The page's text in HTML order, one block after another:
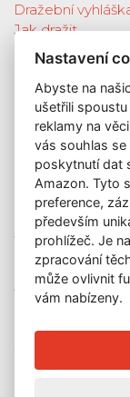
Dražební
Jak dražit
Galerie
Katalog
O nás
GDPR
Kontakt
KONTAKT
GALERIE
Lazarská 7
110 00 Praha 1
E-mail:
Telefon:
+420
OTEVÍRACÍ
Nastavení
Abyste na
ušetřili
reklamy na
vás souhlas
poskytnutí dat
Amazon. Tyto
preference,
především
prohlížeč. Je
zpracování
může ovlivnit
vám nabízeny.